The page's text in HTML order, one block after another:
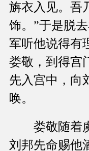
旃衣入见。吾
饰。”于是脱
军听他说得有
娄敬，到得宫
先入宫中，向
唤。
娄敬随着虞
刘邦先命赐他